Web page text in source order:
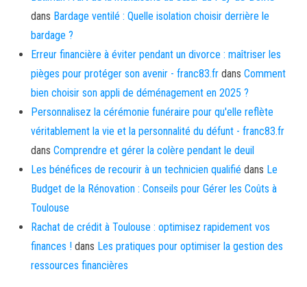
dans Bardage ventilé : Quelle isolation choisir derrière le
bardage ?
Erreur financière à éviter pendant un divorce : maîtriser les
pièges pour protéger son avenir - franc83.fr dans Comment
bien choisir son appli de déménagement en 2025 ?
Personnalisez la cérémonie funéraire pour qu'elle reflète
véritablement la vie et la personnalité du défunt - franc83.fr
dans Comprendre et gérer la colère pendant le deuil
Les bénéfices de recourir à un technicien qualifié dans Le
Budget de la Rénovation : Conseils pour Gérer les Coûts à
Toulouse
Rachat de crédit à Toulouse : optimisez rapidement vos
finances ! dans Les pratiques pour optimiser la gestion des
ressources financières